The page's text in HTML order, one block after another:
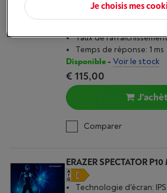
Taux de
Temps de réponse: 1 ms
Disponible- Voir le stock
€ 115,00
Comparer
ERAZER SPECTATOR
Technologie d'écran: IPS
Je choisis mes